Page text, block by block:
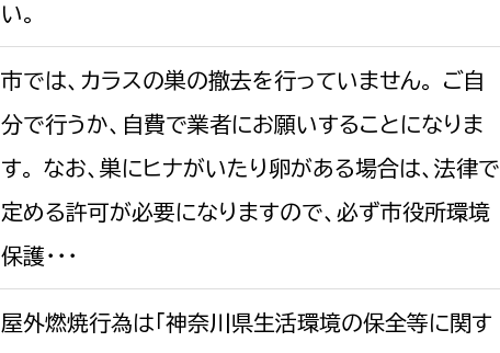
い。
市では、カラスの巣の撤去を行っていません。 ご自
分で行うか、自費で業者にお願いすることになりま
す。 なお、巣にヒナがいたり卵がある場合は、法律で
定める許可が必要になりますので、必ず市役所環境
保護・・・
屋外燃焼行為は「神奈川県生活環境の保全等に関す